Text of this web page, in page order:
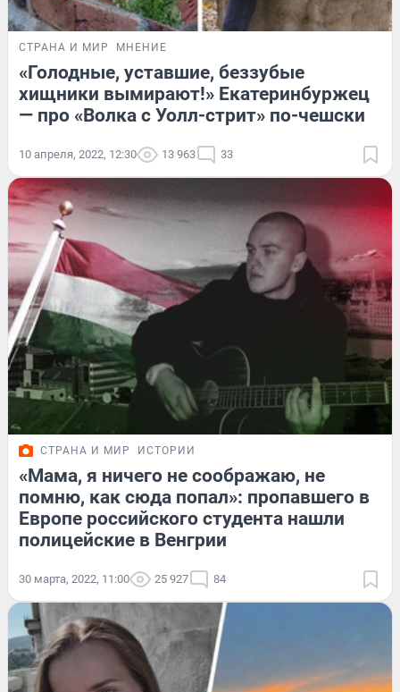
СТРАНА И МИР МНЕНИЕ
«Голодные, уставшие, беззубые
хищники вымирают!» Екатеринбуржец
— про «Волка с Уолл-стрит» по-чешски
10 апреля, 2022, 12:30 13 963 33
СТРАНА И МИР ИСТОРИИ
«Мама, я ничего не соображаю, не
помню, как сюда попал»: пропавшего в
Европе российского студента нашли
полицейские в Венгрии
30 марта, 2022, 11:00 25 927 84